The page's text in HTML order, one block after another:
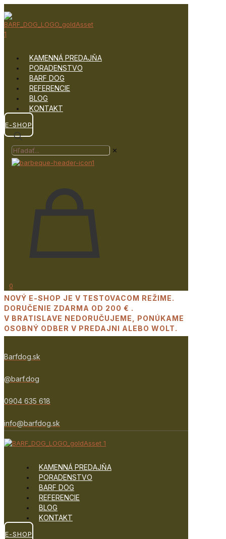
KAMENNÁ PREDAJŇA
PORADENSTVO
BARF DOG
REFERENCIE
BLOG
KONTAKT
E-SHOP
✕
0
NOVÝ E-SHOP JE V TESTOVACOM REŽIME.
DORUČENIE ZDARMA OD 200 € .
V BRATISLAVE NEDORUČUJEME, PONÚKAME
OSOBNÝ ODBER V PREDAJNI ALEBO WOLT.
Barfdog.sk
@barf.dog
0904 635 618
info@barfdog.sk
KAMENNÁ PREDAJŇA
PORADENSTVO
BARF DOG
REFERENCIE
BLOG
KONTAKT
E-SHOP